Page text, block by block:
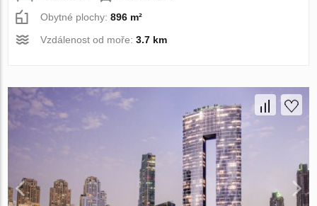
Obytné plochy:896 m²
Vzdálenost od moře:3.7 km